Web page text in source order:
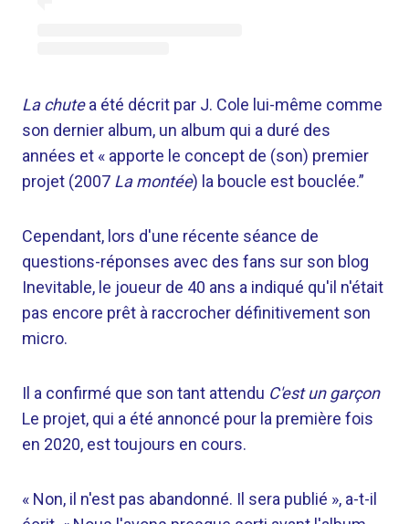
La chutea été décrit par J. Cole lui-même comme
son dernier album, un album qui a duré des
années et « apporte le concept de (son) premier
projet (2007 La montée) la boucle est bouclée.”
Cependant, lors d'une récente séance de
questions-réponses avec des fans sur son blog
Inevitable, le joueur de 40 ans a indiqué qu'il n'était
pas encore prêt à raccrocher définitivement son
micro.
Il a confirmé que son tant attendu C'est un garçon
Le projet, qui a été annoncé pour la première fois
en 2020, est toujours en cours.
« Non, il n'est pas abandonné. Il sera publié », a-t-il